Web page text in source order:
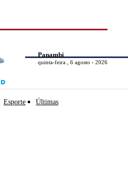
Panambi
quinta-feira , 6 agosto - 2026
Esporte Últimas